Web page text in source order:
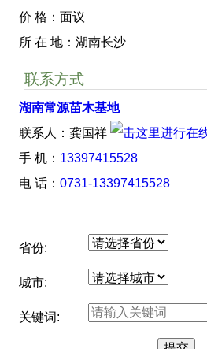
价 格：面议
所 在 地：湖南长沙
联系方式
湖南常源苗木基地
联系人：龚国祥
手 机： 13397415528
电 话： 0731-13397415528
省份:
城市:
关键词: